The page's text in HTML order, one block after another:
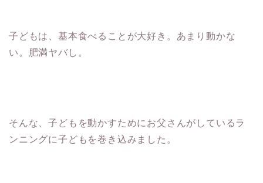
子どもは、基本食べることが大好き。あまり動かな
い。肥満ヤバし。
そんな、子どもを動かすためにお父さんがしているラ
ンニングに子どもを巻き込みました。